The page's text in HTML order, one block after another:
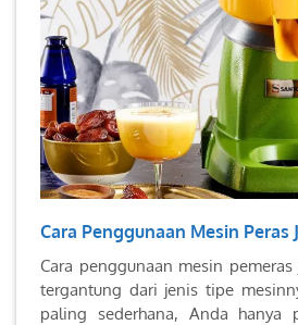
Cara Penggunaan Mesin Peras
Cara penggunaan mesin pemeras
tergantung dari jenis tipe
paling sederhana, Anda hanya